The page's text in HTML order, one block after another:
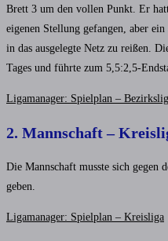
Brett 3 um den vollen Punkt. Er
eigenen Stellung gefangen, aber
in das ausgelegte Netz zu reißen.
Tages und führte zum 5,5:2,5-
Ligamanager: Spielplan –
2. Mannschaft –
Die Mannschaft musste sich gegen
geben.
Ligamanager: Spielplan – Kreisliga